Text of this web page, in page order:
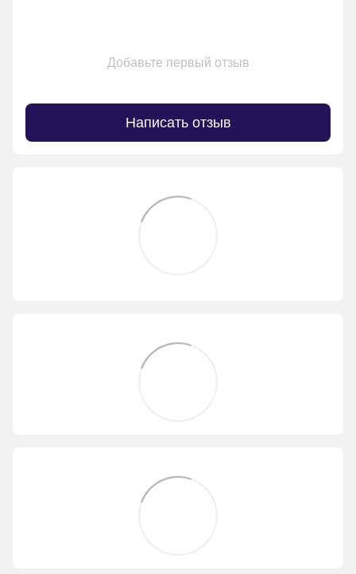
Добавьте первый отзыв
Написать отзыв